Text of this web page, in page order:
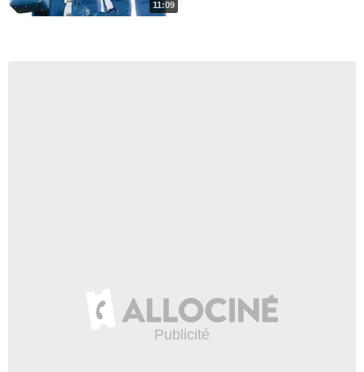
11:09